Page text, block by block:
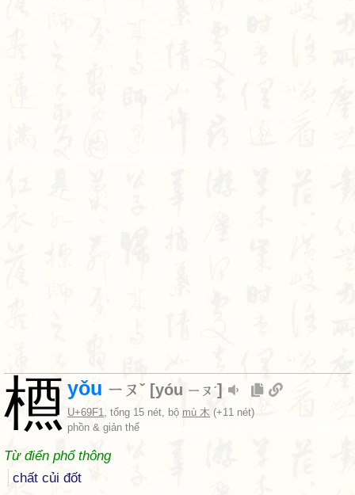
槱 yǒu ㄧㄡˇ [yóu ㄧㄡˊ]
U+69F1, tổng 15 nét, bộ mù 木 (+11 nét)
phồn & giản thể
Từ điển phổ thông
chất củi đốt